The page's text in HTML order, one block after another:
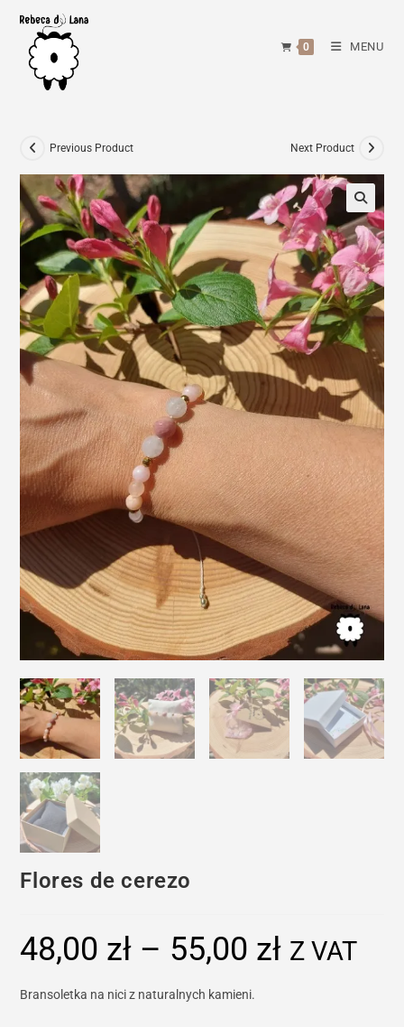
content
0 MENU
Previous Product Next Product
Flores de cerezo
48,00 zł – 55,00 zł Zakres
cen:
odZ VAT
Bransoletka na nici z naturalnych kamieni.